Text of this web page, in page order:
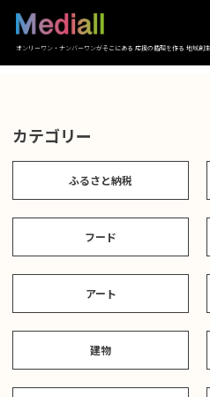
オンリーワン・ナンバーワンがそこにある 応援の循環を作る 地域創
カテゴリー
ふるさと納税
フード
アート
建物